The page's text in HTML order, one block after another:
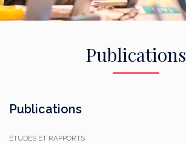
Publications
Publications
ÉTUDES ET RAPPORTS